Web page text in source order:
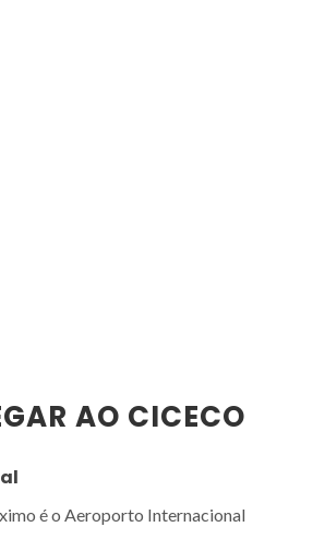
AO CICECO
é o Aeroporto Internacional